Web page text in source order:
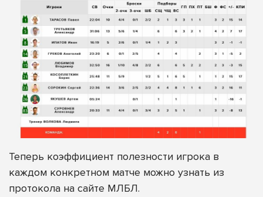
Теперь коэффициент полезности игрока в
каждом конкретном матче можно узнать из
протокола на сайте МЛБЛ.